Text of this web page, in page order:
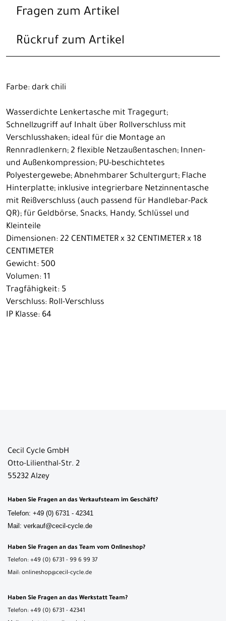
Fragen zum Artikel
Rückruf zum Artikel
Farbe: dark chili
Wasserdichte Lenkertasche mit Tragegurt;
Schnellzugriff auf Inhalt über Rollverschluss mit
Verschlusshaken; ideal für die Montage an
Rennradlenkern; 2 flexible Netzaußentaschen; Innen-
und Außenkompression; PU-beschichtetes
Polyestergewebe; Abnehmbarer Schultergurt; Flache
Hinterplatte; inklusive integrierbare Netzinnentasche
mit Reißverschluss (auch passend für Handlebar-Pack
QR); für Geldbörse, Snacks, Handy, Schlüssel und
Kleinteile
Dimensionen: 22 CENTIMETER x 32 CENTIMETER x 18
CENTIMETER
Gewicht: 500
Volumen: 11
Tragfähigkeit: 5
Verschluss: Roll-Verschluss
IP Klasse: 64
Cecil Cycle GmbH
Otto-Lilienthal-Str. 2
55232 Alzey
Haben Sie Fragen an das Verkaufsteam im Geschäft?
Telefon: +49 (0) 6731 - 42341
Mail: verkauf@cecil-cycle.de
Haben Sie Fragen an das Team vom Onlineshop?
Telefon: +49 (0) 6731 - 99 6 99 37
Mail: onlineshop@cecil-cycle.de
Haben Sie Fragen an das Werkstatt Team?
Telefon: +49 (0) 6731 - 42341